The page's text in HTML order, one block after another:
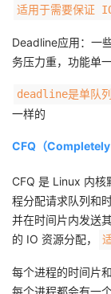
适用于需要保证
Deadline应用：一
务压力重，功能单一
deadline是单队
一样的
CFQ（Completely
CFQ 是 Linux 内核
程分配请求队列和
并在时间片内发送
的 IO 资源分配，
每个进程的时间片
每个进程都会有一